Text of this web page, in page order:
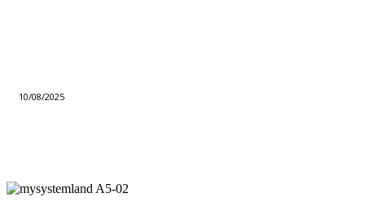
10/08/2025